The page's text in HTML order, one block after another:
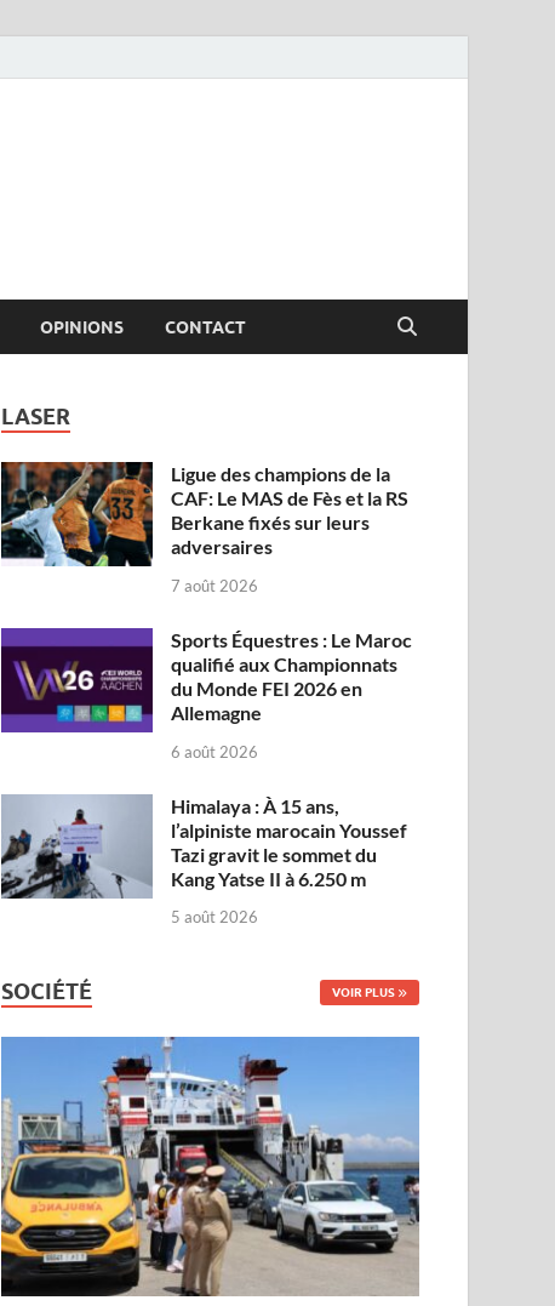
OPINIONS CONTACT
LASER
Ligue des champions de la
CAF: Le MAS de Fès et la RS
Berkane fixés sur leurs
adversaires
7 août 2026
Sports Équestres : Le Maroc
qualifié aux Championnats
du Monde FEI 2026 en
Allemagne
6 août 2026
Himalaya : À 15 ans,
l’alpiniste marocain Youssef
Tazi gravit le sommet du
Kang Yatse II à 6.250 m
5 août 2026
SOCIÉTÉ VOIR PLUS